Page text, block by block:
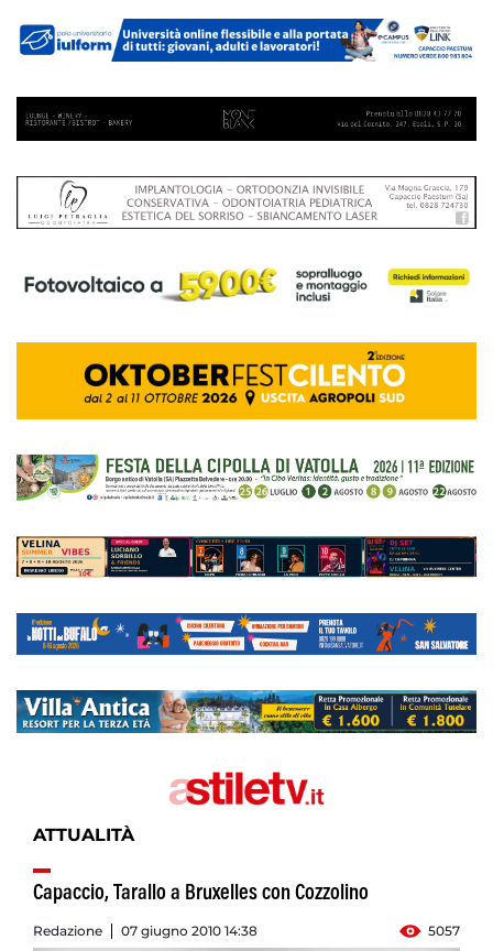
ATTUALITÀ
Capaccio, Tarallo a Bruxelles con Cozzolino
Redazione 07 giugno 2010 14:38 5057